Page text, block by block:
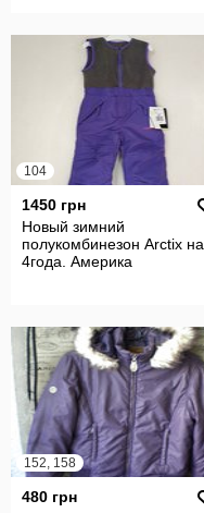
104
1450 грн
Новый зимний
полукомбинезон Arctix на
4года. Америка
152, 158
480 грн